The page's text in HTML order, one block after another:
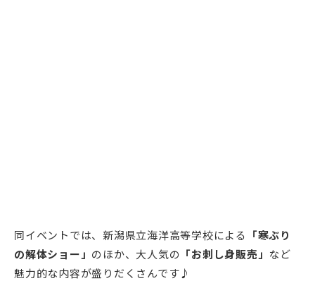
同イベントでは、新潟県立海洋高等学校による
「寒ぶり
の解体ショー」 のほか、大人気の 「お刺し身販売」 など
魅力的な内容が盛りだくさんです♪